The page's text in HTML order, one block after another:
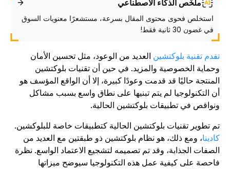
ملخّص الذكاء الاصطناعي
استخلص فحوى محتوى المقال بسرعة، مستشعرًا معنويات السوق
في غضون 30 ثانية فقط!
تقنية بلوكتشينالعديد من الوعود، مثل تحسين الأمان
الخصوصية والمزيد. في حين أن تقنيات بلوكتشين
حاليًا قد قدمت وعودًا كبيرة، إلا أن الواقع المؤسف هو
التكنولوجيا لم يتم تبنيها على نطاق واسع بسبب مشاكل
في تطبيقات بلوكتشين الحالية.
تطوير تقنيات بلوكتشين الحالية كتطبيقات خاصة للبلوكشين.
، ومع ذلك، هو نظام بلوكتشين ذو طبقتين مع العديد من
الجذابة، وقد تم تصميمه لتشجيع الاعتماد الواسع. نظرة
على كيفية عمل هذه التكنولوجيا سيوضح ميزاتها